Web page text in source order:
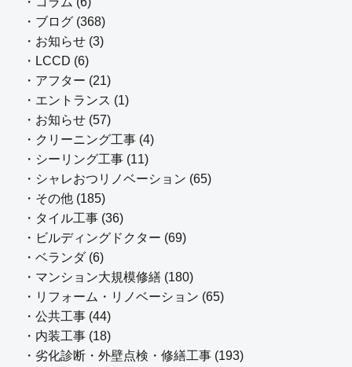
・ブログ (368)
・お知らせ (3)
・LCCD (6)
・アフター (21)
・エントランス (1)
・お知らせ (57)
・クリーニング工事 (4)
・シーリング工事 (11)
・シャレおつリノベーション (65)
・その他 (185)
・タイル工事 (36)
・ビルディングドクター (69)
・ベランダ (6)
・マンション大規模修繕 (180)
・リフォーム・リノベーション (65)
・公共工事 (44)
・内装工事 (18)
・劣化診断・外壁点検・修繕工事 (193)